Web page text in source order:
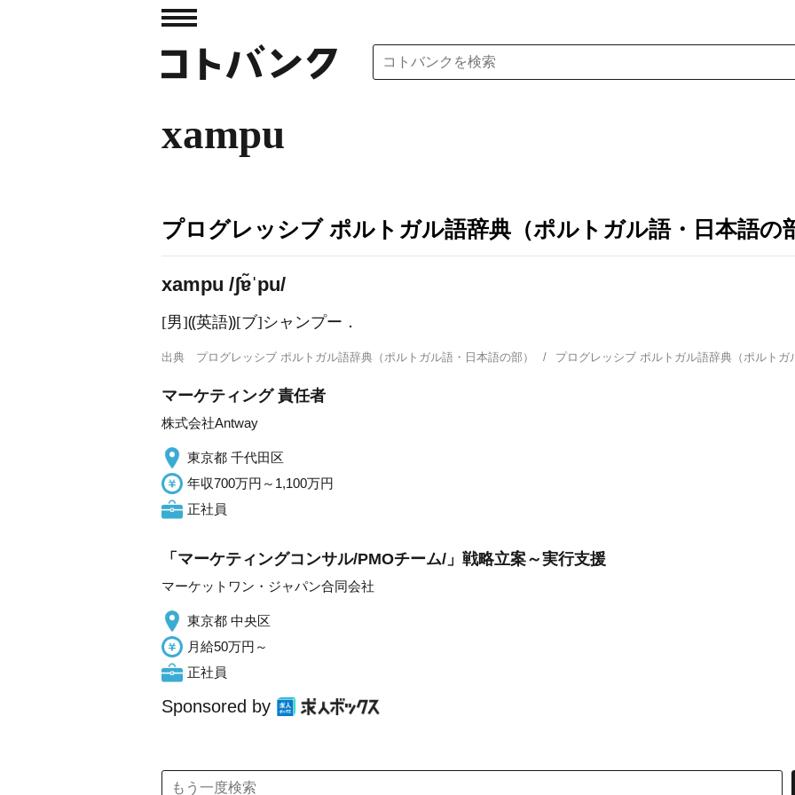
xampu
プログレッシブ ポルトガル語辞典（ポルトガル語・日本語の
xampu /ʃɐ̃ˈpu/
[男]⸨英語⸩[ブ]シャンプー．
出典 プログレッシブ ポルトガル語辞典（ポルトガル語・日本語の部） プログレッシブ ポルトガル語辞典（ポルト
マーケティング 責任者
株式会社Antway
東京都 千代田区
年収700万円～1,100万円
正社員
「マーケティングコンサル/PMOチーム/」戦略立案～実行支援
マーケットワン・ジャパン合同会社
東京都 中央区
月給50万円～
正社員
Sponsored by